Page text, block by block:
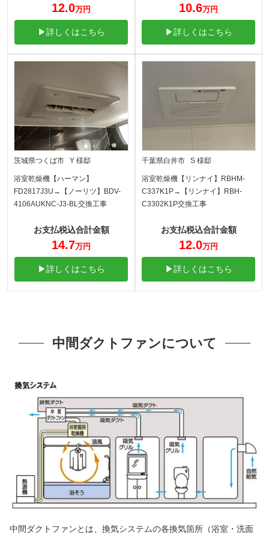
12.0万円
▶詳しくはこちら
10.6万円
▶詳しくはこちら
茨城県つくば市 Y 様邸
浴室乾燥機【ハーマン】
FD2817J3U→【ノーリツ】BDV-
4106AUKNC-J3-BL交換工事
お支払税込合計金額
14.7万円
▶詳しくはこちら
千葉県白井市 S 様邸
浴室乾燥機【リンナイ】RBHM-
C337K1P→【リンナイ】RBH-
C3302K1P交換工事
お支払税込合計金額
12.0万円
▶詳しくはこちら
中間ダクトファンについて
中間ダクトファンとは、換気システムの各換気箇所（浴室・洗面